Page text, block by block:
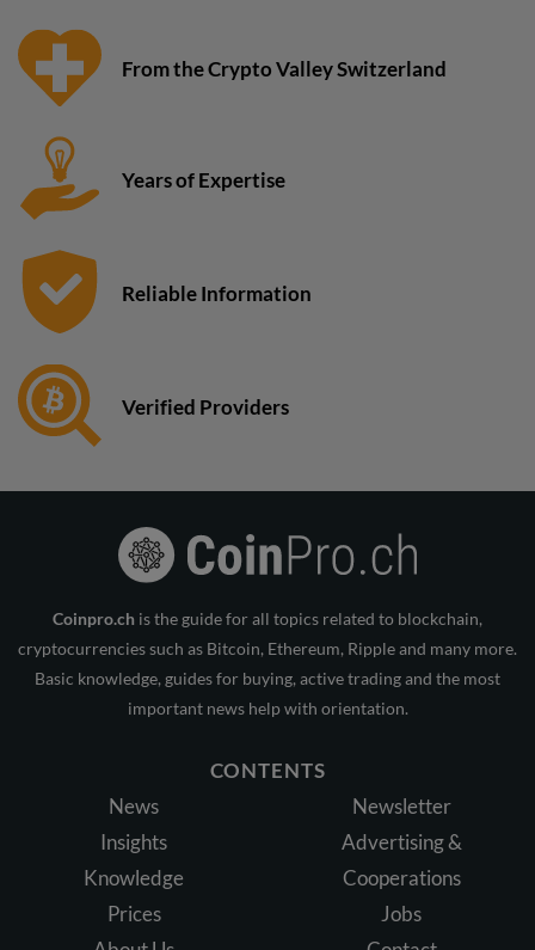
From the Crypto Valley Switzerland
Years of Expertise
Reliable Information
Verified Providers
Coinpro.ch is the guide for all topics related to blockchain,
cryptocurrencies such as Bitcoin, Ethereum, Ripple and many more.
Basic knowledge, guides for buying, active trading and the most
important news help with orientation.
CONTENTS
News
Insights
Knowledge
Prices
Newsletter
Advertising &
Cooperations
Jobs